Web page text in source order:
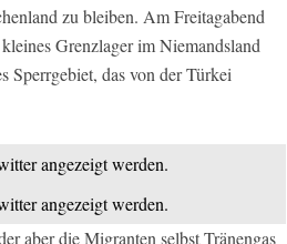
zu bleiben. Am Freitagabend
Grenzlager im Niemandsland
Sperrgebiet, das von der Türkei
angezeigt werden.
angezeigt werden.
aber die Migranten selbst Tränengas